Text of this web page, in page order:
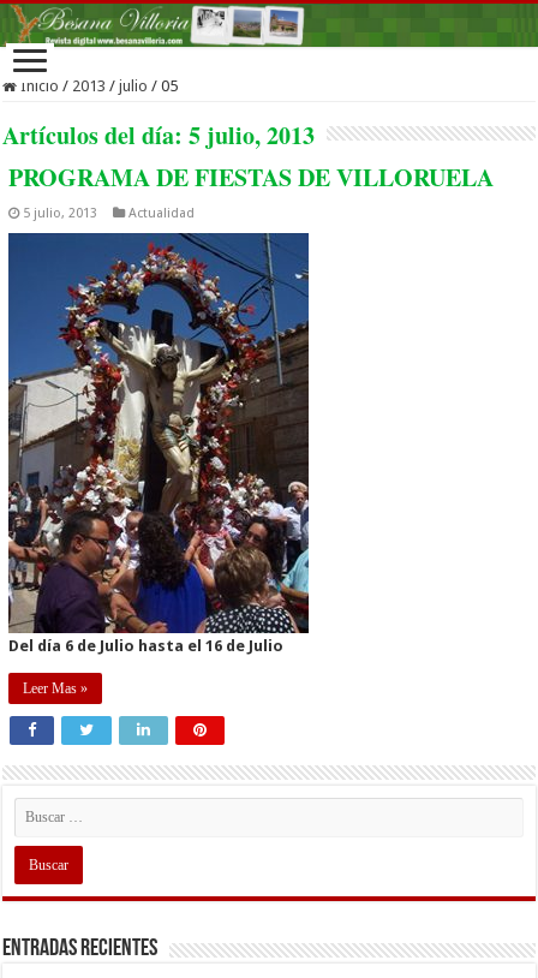
Inicio / 2013 / julio / 05
Artículos del día:5 julio, 2013
PROGRAMA DE FIESTAS DE VILLORUELA
5 julio, 2013 Actualidad
Del día 6 de Julio hasta el 16 de Julio
Leer Mas »
Entradas recientes